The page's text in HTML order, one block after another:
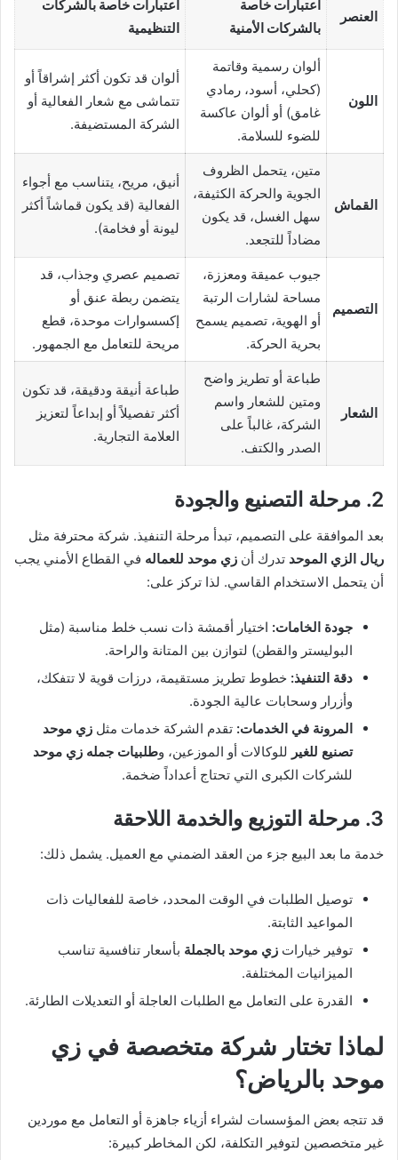
العنصر
اعتبارات خاصة
بالشركات الأمنية
اعتبارات خاصة بالشركات
التنظيمية
اللون
ألوان رسمية وقاتمة
(كحلي، أسود، رمادي
غامق) أو ألوان عاكسة
للضوء للسلامة.
ألوان قد تكون أكثر إشراقاً أو
تتماشى مع شعار الفعالية أو
الشركة المستضيفة.
القماش
متين، يتحمل الظروف
الجوية والحركة الكثيفة،
سهل الغسل، قد يكون
مضاداً للتجعد.
أنيق، مريح، يتناسب مع أجواء
الفعالية (قد يكون قماشاً أكثر
ليونة أو فخامة).
التصميم
جيوب عميقة ومعززة،
مساحة لشارات الرتبة
أو الهوية، تصميم يسمح
بحرية الحركة.
تصميم عصري وجذاب، قد
يتضمن ربطة عنق أو
إكسسوارات موحدة، قطع
مريحة للتعامل مع الجمهور.
الشعار
طباعة أو تطريز واضح
ومتين للشعار واسم
الشركة، غالباً على
الصدر والكتف.
طباعة أنيقة ودقيقة، قد تكون
أكثر تفصيلاً أو إبداعاً لتعزيز
العلامة التجارية.
2. مرحلة التصنيع والجودة
بعد الموافقة على التصميم، تبدأ مرحلة التنفيذ. شركة محترفة مثل
ريال الزي الموحد تدرك أن زي موحد للعماله في القطاع الأمني يجب
أن يتحمل الاستخدام القاسي. لذا تركز على:
جودة الخامات: اختيار أقمشة ذات نسب خلط مناسبة (مثل
البوليستر والقطن) لتوازن بين المتانة والراحة.
دقة التنفيذ: خطوط تطريز مستقيمة، درزات قوية لا تتفكك،
وأزرار وسحابات عالية الجودة.
المرونة في الخدمات: تقدم الشركة خدمات مثل زي موحد
تصنيع للغير للوكالات أو الموزعين، وطلبيات جمله زي موحد
للشركات الكبرى التي تحتاج أعداداً ضخمة.
3. مرحلة التوزيع والخدمة اللاحقة
خدمة ما بعد البيع جزء من العقد الضمني مع العميل. يشمل ذلك:
توصيل الطلبات في الوقت المحدد، خاصة للفعاليات ذات
المواعيد الثابتة.
توفير خيارات زي موحد بالجملة بأسعار تنافسية تناسب
الميزانيات المختلفة.
القدرة على التعامل مع الطلبات العاجلة أو التعديلات الطارئة.
لماذا تختار شركة متخصصة في زي
موحد بالرياض؟
قد تتجه بعض المؤسسات لشراء أزياء جاهزة أو التعامل مع موردين
غير متخصصين لتوفير التكلفة، لكن المخاطر كبيرة: